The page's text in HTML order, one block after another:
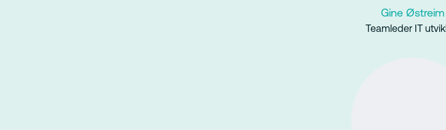
Gine Østreim
Teamleder IT